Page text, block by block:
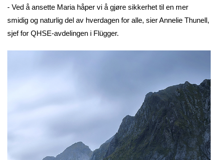
- Ved å ansette Maria håper vi å gjøre sikkerhet til en mer
smidig og naturlig del av hverdagen for alle, sier Annelie Thunell,
sjef for QHSE-avdelingen i Flügger.